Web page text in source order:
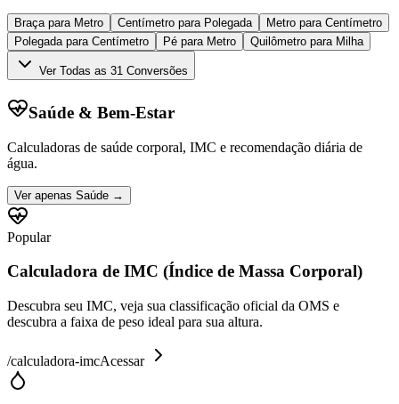
Braça para Metro Centímetro para Polegada
Metro para Centímetro
Polegada para Centímetro
Pé para Metro Quilômetro para Milha
Ver Todas as 31 Conversões
Saúde & Bem-Estar
Calculadoras de saúde corporal, IMC e recomendação diária de
água.
Ver apenas Saúde →
Popular
Calculadora de IMC (Índice de Massa Corporal)
Descubra seu IMC, veja sua classificação oficial da OMS e
descubra a faixa de peso ideal para sua altura.
/calculadora-imcAcessar